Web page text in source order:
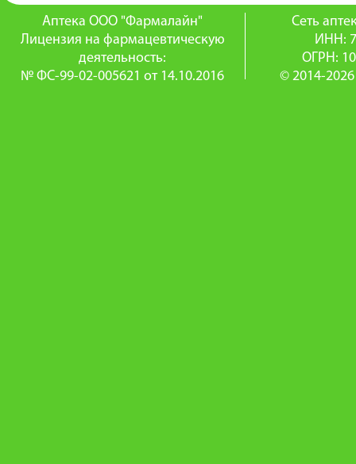
Аптека ООО "Фармалайн"
Лицензия на фармацевтическую
деятельность:
№ ФС-99-02-005621 от 14.10.2016
Сеть
ИНН:
ОГРН:
© 2014-